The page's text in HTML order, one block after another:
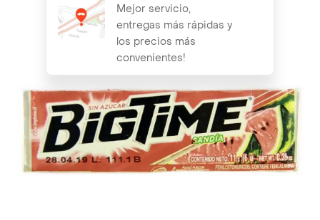
Mejor servicio,
entregas más rápidas y
los precios más
convenientes!